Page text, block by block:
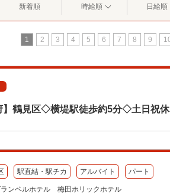
新着順 時給順 日給順
1 2 3 4 5 6 7 8 9
】鶴見区◇横堤駅徒歩約5分◇土日祝
駅直結・駅チカ アルバイト パート
ンベルホテル 梅田ホリックホテル